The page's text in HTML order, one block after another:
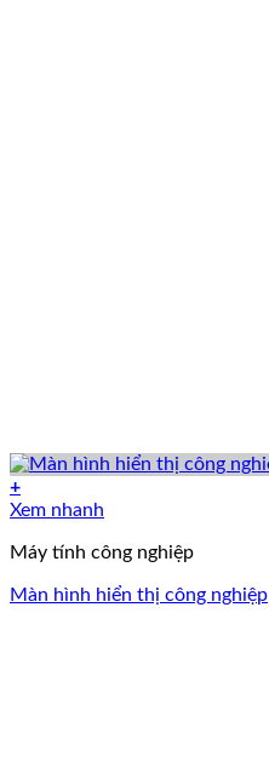
+
Xem nhanh
Máy tính công nghiệp
Màn hình hiển thị công nghiệp